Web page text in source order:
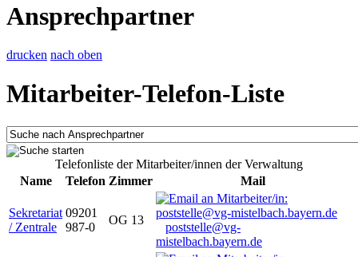
Ansprechpartner
drucken nach oben
Mitarbeiter-Telefon-Liste
Telefonliste der Mitarbeiter/innen der Verwaltung
Name
Telefon Zimmer Mail
Sekretariat
/ Zentrale
09201
987-0
OG 13
poststelle@vg-
mistelbach.bayern.de